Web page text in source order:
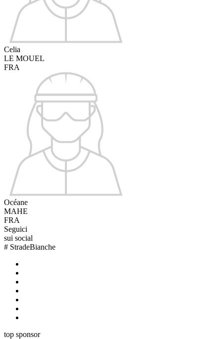
Celia
LE MOUEL
FRA
Océane
MAHE
FRA
Seguici
sui social
# StradeBianche
top sponsor